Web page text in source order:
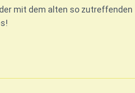
mit dem alten so zutreffenden